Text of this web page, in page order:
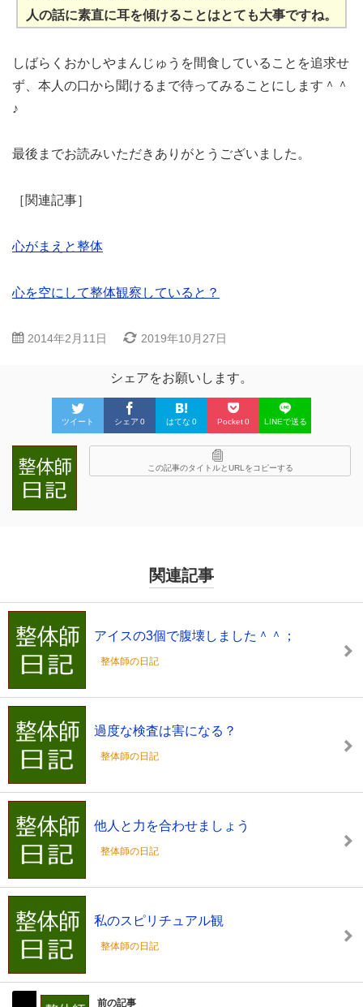
人の話に素直に耳を傾けることはとても大事ですね。
しばらくおかしやまんじゅうを間食していることを追求せ
ず、本人の口から聞けるまで待ってみることにします＾＾
♪
最後までお読みいただきありがとうございました。
［関連記事］
心がまえと整体
心を空にして整体観察していると？
2014年2月11日 2019年10月27日
シェアをお願いします。
ツイート シェア 0 はてな 0 Pocket0 LINEで送る
この記事のタイトルとURLをコピーする
関連記事
アイスの3個で腹壊しました＾＾；
整体師の日記
過度な検査は害になる？
整体師の日記
他人と力を合わせましょう
整体師の日記
私のスピリチュアル観
整体師の日記
前の記事